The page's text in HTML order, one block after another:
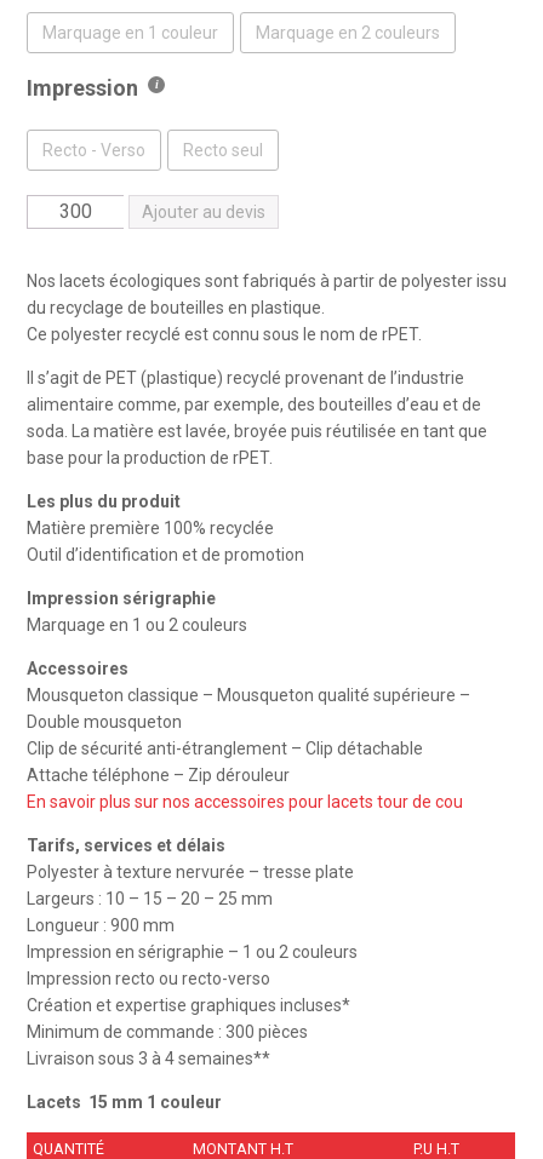
Marquage en 1 couleur Marquage en 2 couleurs
Impression
Recto - Verso Recto seul
quantité
Lacets
tour
de
polyester
recyclé
impression
Ajouter au devis
Nos lacets écologiques sont fabriqués à partir de polyester issu
du recyclage de bouteilles en plastique.
Ce polyester recyclé est connu sous le nom de rPET.
Il s’agit de PET (plastique) recyclé provenant de l’industrie
alimentaire comme, par exemple, des bouteilles d’eau et de
soda. La matière est lavée, broyée puis réutilisée en tant que
base pour la production de rPET.
Les plus du produit
Matière première 100% recyclée
Outil d’identification et de promotion
Impression sérigraphie
Marquage en 1 ou 2 couleurs
Accessoires
Mousqueton classique – Mousqueton qualité supérieure –
Double mousqueton
Clip de sécurité anti-étranglement – Clip détachable
Attache téléphone – Zip dérouleur
En savoir plus sur nos accessoires pour lacets tour de cou
Tarifs, services et délais
Polyester à texture nervurée – tresse plate
Largeurs : 10 – 15 – 20 – 25 mm
Longueur : 900 mm
Impression en sérigraphie – 1 ou 2 couleurs
Impression recto ou recto-verso
Création et expertise graphiques incluses*
Minimum de commande : 300 pièces
Livraison sous 3 à 4 semaines**
Lacets 15 mm 1 couleur
QUANTITÉ MONTANT H.T P.U H.T